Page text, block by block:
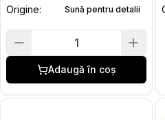
Origine: Sună pentru detalii
1
Adaugă în coș